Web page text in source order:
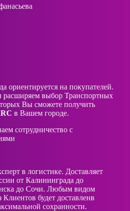
ориентируется на покупателей.
расширяем выбор Транспортных
Вы сможете получить
в Вашем городе.
сотрудничество с
в логистике. Доставляет
от Калининграда до
до Сочи. Любым видом
будет доставленв
сохранности.